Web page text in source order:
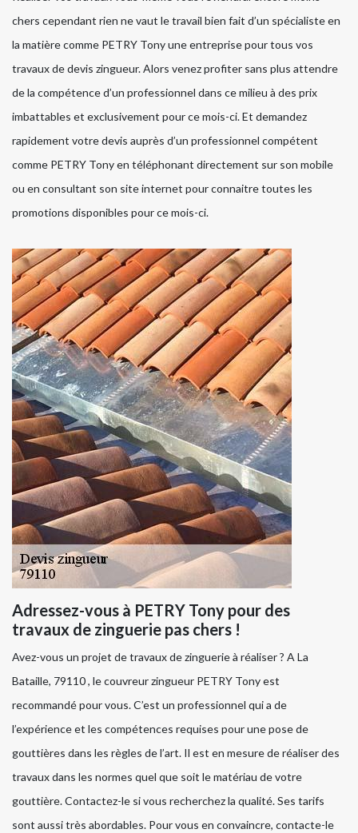
chers cependant rien ne vaut le travail bien fait d’un spécialiste en
la matière comme PETRY Tony une entreprise pour tous vos
travaux de devis zingueur. Alors venez profiter sans plus attendre
de la compétence d’un professionnel dans ce milieu à des prix
imbattables et exclusivement pour ce mois-ci. Et demandez
rapidement votre devis auprès d’un professionnel compétent
comme PETRY Tony en téléphonant directement sur son mobile
ou en consultant son site internet pour connaitre toutes les
promotions disponibles pour ce mois-ci.
Adressez-vous à PETRY Tony pour des
travaux de zinguerie pas chers !
Avez-vous un projet de travaux de zinguerie à réaliser ? A La
Bataille, 79110 , le couvreur zingueur PETRY Tony est
recommandé pour vous. C’est un professionnel qui a de
l’expérience et les compétences requises pour une pose de
gouttières dans les règles de l’art. Il est en mesure de réaliser des
travaux dans les normes quel que soit le matériau de votre
gouttière. Contactez-le si vous recherchez la qualité. Ses tarifs
sont aussi très abordables. Pour vous en convaincre, contacte-le